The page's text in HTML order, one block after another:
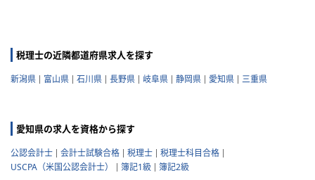
税理士の近隣都道府県求人を探す
新潟県 富山県 石川県 長野県 岐阜県 静岡県 愛知県 三重県
愛知県の求人を資格から探す
公認会計士 会計士試験合格 税理士
税理士科目合格
USCPA（米国公認会計士）
簿記1級 簿記2級